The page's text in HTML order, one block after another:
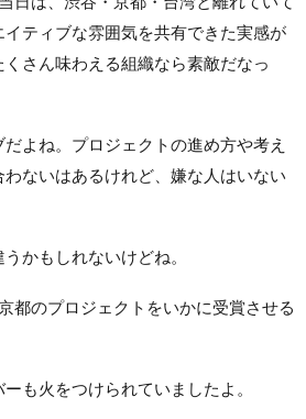
ティブな雰囲気を共有できた実感が
さん味わえる組織なら素敵だなっ
よね。プロジェクトの進め方や考え
ないはあるけれど、嫌な人はいない
かもしれないけどね。
都のプロジェクトをいかに受賞させる
も火をつけられていましたよ。